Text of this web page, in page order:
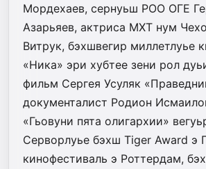
Мордехаев, сернуьш РОО ОГЕ
Азарьяев, актриса МХТ нум
Витрук, бэхшвегир миллетлуье
«Ника» эри хубтее зени рол
фильм Сергея Усуляк
документалист Родион
«Гьовуни пята олигархии»
Серворлуье бэхш Tiger Award э
кинофестиваль э Роттердам,